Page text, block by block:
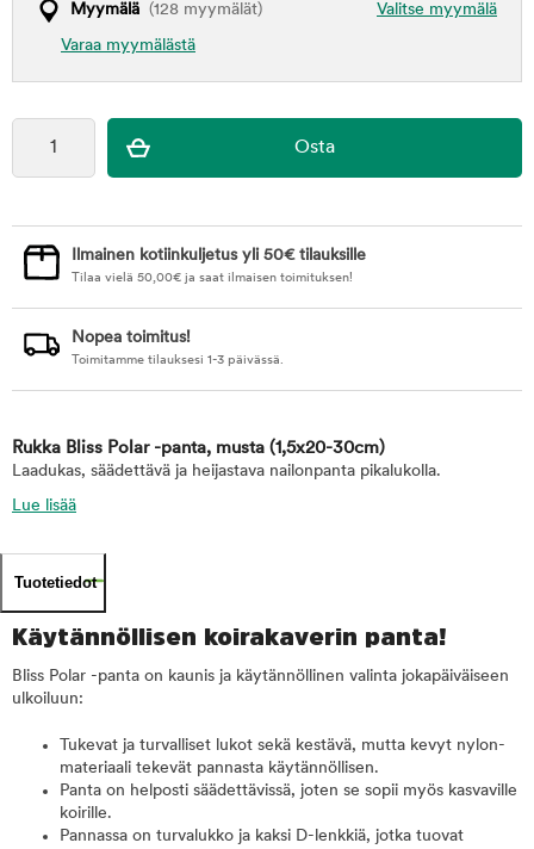
Valitse myymälä
Myymälä (128 myymälät)
Varaa myymälästä
Ilmainen kotiinkuljetus yli 50€ tilauksille
Tilaa vielä 50,00€ ja saat ilmaisen toimituksen!
Nopea toimitus!
Toimitamme tilauksesi 1-3 päivässä.
Rukka Bliss Polar -panta, musta (1,5x20-30cm)
Laadukas, säädettävä ja heijastava nailonpanta pikalukolla.
Lue lisää
Tuotetiedot
Käytännöllisen koirakaverin panta!
Bliss Polar -panta on kaunis ja käytännöllinen valinta jokapäiväiseen
ulkoiluun:
Tukevat ja turvalliset lukot sekä kestävä, mutta kevyt nylon-
materiaali tekevät pannasta käytännöllisen.
Panta on helposti säädettävissä, joten se sopii myös kasvaville
koirille.
Pannassa on turvalukko ja kaksi D-lenkkiä, jotka tuovat